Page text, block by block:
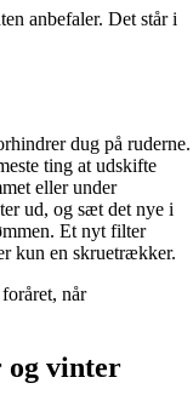
anbefaler. Det står i
dug på ruderne.
ting at udskifte
eller under
ud, og sæt det nye i
Et nyt filter
kun en skruetrækker.
når
og vinter